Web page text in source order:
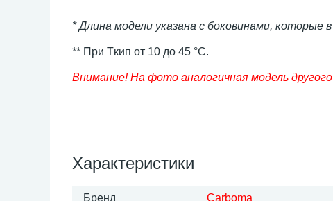
* Длина модели указана с боковинами, которые
** При Tкип от 10 до 45 °С.
Внимание! На фото аналогичная модель
Характеристики
Бренд Carboma